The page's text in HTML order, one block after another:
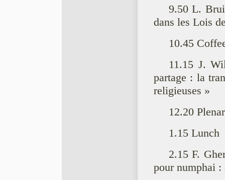
9.50 L.
dans les Lois
10.45
11.15 J.
partage : la
religieuses »
12.20
1.15 Lunch
2.15 F.
pour numphai :